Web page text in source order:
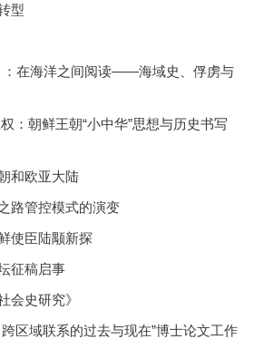
型
：在海洋之间阅读——海域史、俘虏与
：朝鲜王朝“小中华”思想与历史书写
和欧亚大陆
路管控模式的演变
使臣陆颙新探
征稿启事
会史研究》
区域联系的过去与现在”博士论文工作